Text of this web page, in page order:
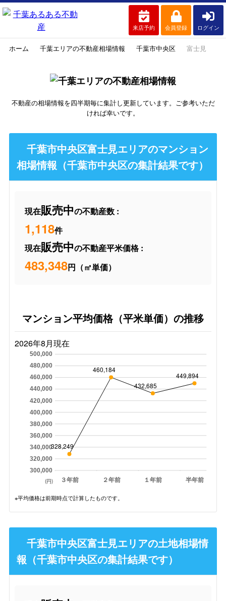
来店予約 会員登録 ログイン
ホーム 千葉エリアの不動産相場情報 千葉市中央区 富士見
不動産の相場情報を四半期毎に集計し更新しています。ご参考いただ
ければ幸いです。
千葉市中央区富士見エリアのマンション
相場情報（千葉市中央区の集計結果です）
現在販売中の不動産数 :
1,118件
現在販売中の不動産平米価格 :
483,348円（㎡単価）
マンション平均価格（平米単価）の推移
2026年8月現在
３年前 ２年前 １年前 半年前
300,000
320,000
340,000
360,000
380,000
400,000
420,000
440,000
460,000
480,000
500,000
328,249
460,184
432,685
449,894
(円)
※平均価格は前期時点で計算したものです。
千葉市中央区富士見エリアの土地相場情
報（千葉市中央区の集計結果です）